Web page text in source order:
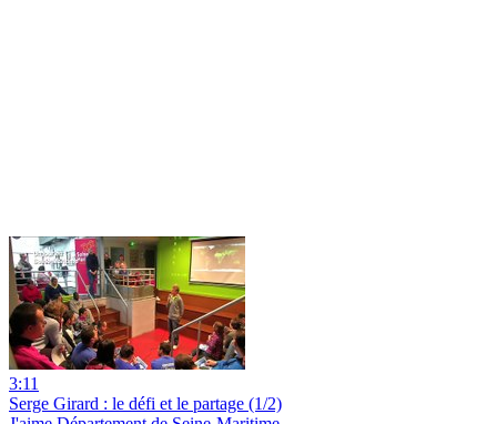
3:11
Serge Girard : le défi et le partage (1/2)